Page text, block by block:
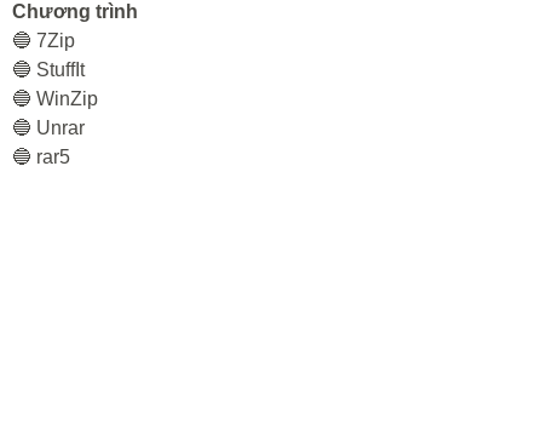
Chương trình
🔵 7Zip
🔵 StuffIt
🔵 WinZip
🔵 Unrar
🔵 rar5